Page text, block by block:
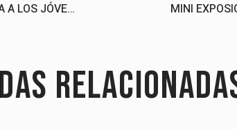
TALLER DE FOTOGRAFÍA DE CALLE CON MÓVIL DE SION FULLANA A LOS JÓVENES DE LLAR D’OPORTUNITATS
MINI